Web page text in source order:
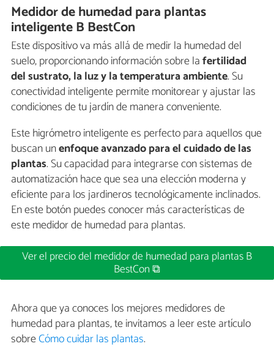
Medidor de humedad para plantas
inteligente B BestCon
Este dispositivo va más allá de medir la humedad del
suelo, proporcionando información sobre lafertilidad
del sustrato, la luz y la temperatura ambiente. Su
conectividad inteligente permite monitorear y ajustar las
condiciones de tu jardín de manera conveniente.
Este higrómetro inteligente es perfecto para aquellos que
buscan unenfoque avanzado para el cuidado de las
plantas. Su capacidad para integrarse con sistemas de
automatización hace que sea una elección moderna y
eficiente para los jardineros tecnológicamente inclinados.
En este botón puedes conocer más características de
este medidor de humedad para plantas.
Ver el precio del medidor de humedad para plantas B
BestCon ⧉
Ahora que ya conoces los mejores medidores de
humedad para plantas, te invitamos a leer este artículo
sobreCómo cuidar las plantas.